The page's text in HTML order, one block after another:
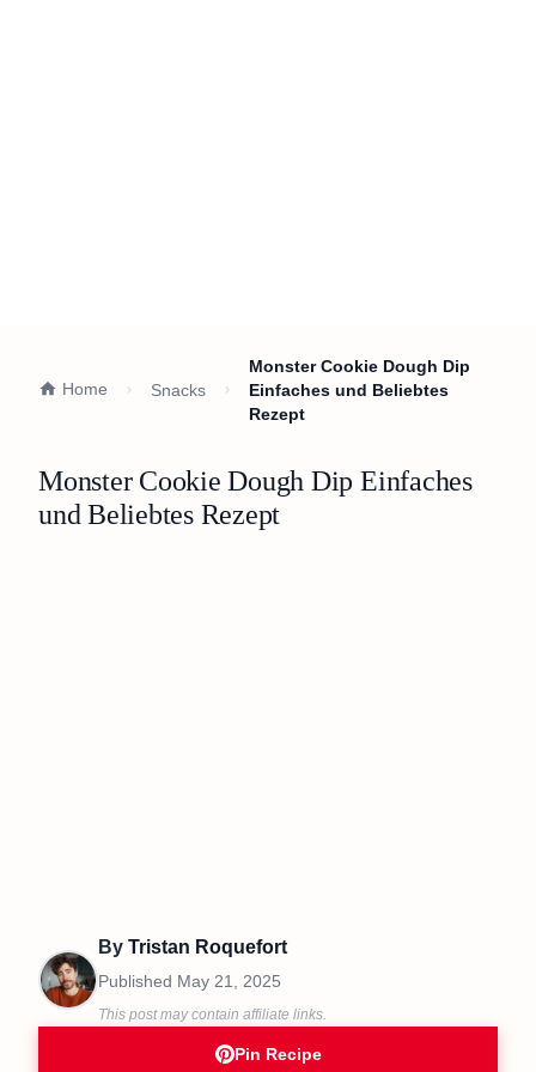
Home Snacks
Monster Cookie Dough Dip
Einfaches und Beliebtes
Rezept
Monster Cookie Dough Dip Einfaches
und Beliebtes Rezept
By Tristan Roquefort
Published May 21, 2025
This post may contain affiliate links.
Pin Recipe